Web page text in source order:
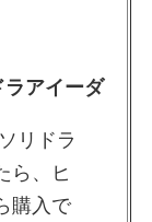
アイーダ
リドラ
ら、ヒ
購入で